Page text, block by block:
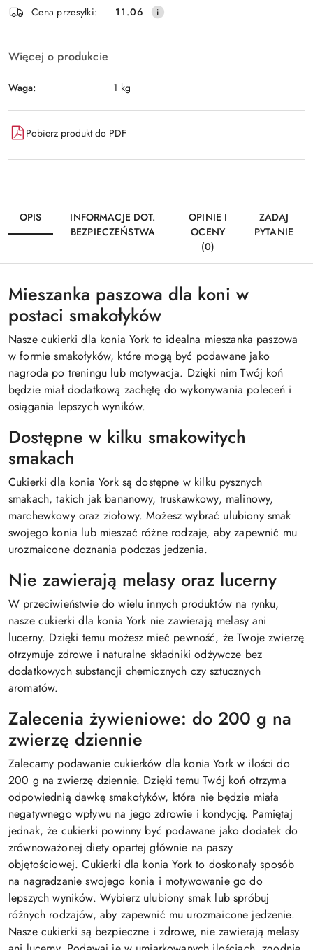
Wyślij
dostawa
Cena przesyłki:
11.06
Więcej o produkcie
Waga: 1 kg
Pobierz produkt do PDF
OPIS
INFORMACJE DOT.
BEZPIECZEŃSTWA
OPINIE I
OCENY
(0)
ZADAJ
PYTANIE
Mieszanka paszowa dla koni w
postaci smakołyków
Nasze cukierki dla konia York to idealna mieszanka paszowa
w formie smakołyków, które mogą być podawane jako
nagroda po treningu lub motywacja. Dzięki nim Twój koń
będzie miał dodatkową zachętę do wykonywania poleceń i
osiągania lepszych wyników.
Dostępne w kilku smakowitych
smakach
Cukierki dla konia York są dostępne w kilku pysznych
smakach, takich jak bananowy, truskawkowy, malinowy,
marchewkowy oraz ziołowy. Możesz wybrać ulubiony smak
swojego konia lub mieszać różne rodzaje, aby zapewnić mu
urozmaicone doznania podczas jedzenia.
Nie zawierają melasy oraz lucerny
W przeciwieństwie do wielu innych produktów na rynku,
nasze cukierki dla konia York nie zawierają melasy ani
lucerny. Dzięki temu możesz mieć pewność, że Twoje zwierzę
otrzymuje zdrowe i naturalne składniki odżywcze bez
dodatkowych substancji chemicznych czy sztucznych
aromatów.
Zalecenia żywieniowe: do 200 g na
zwierzę dziennie
Zalecamy podawanie cukierków dla konia York w ilości do
200 g na zwierzę dziennie. Dzięki temu Twój koń otrzyma
odpowiednią dawkę smakołyków, która nie będzie miała
negatywnego wpływu na jego zdrowie i kondycję. Pamiętaj
jednak, że cukierki powinny być podawane jako dodatek do
zrównoważonej diety opartej głównie na paszy
objętościowej. Cukierki dla konia York to doskonały sposób
na nagradzanie swojego konia i motywowanie go do
lepszych wyników. Wybierz ulubiony smak lub spróbuj
różnych rodzajów, aby zapewnić mu urozmaicone jedzenie.
Nasze cukierki są bezpieczne i zdrowe, nie zawierają melasy